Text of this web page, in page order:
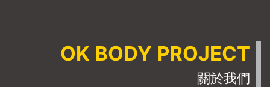
數500點以上抽）• 一
二獎：1000元點數• 三
球、彈力帶、等等......
OK BODY PROJECT
關於我們